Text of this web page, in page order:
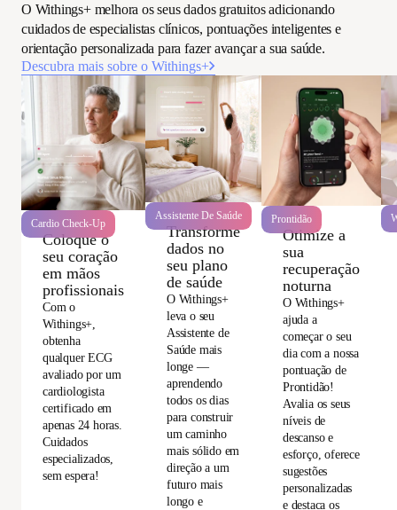
O Withings+ melhora os seus dados gratuitos adicionando
cuidados de especialistas clínicos, pontuações inteligentes e
orientação personalizada para fazer avançar a sua saúde.
Descubra mais sobre o Withings+
Cardio Check-Up
Coloque o
seu coração
em mãos
profissionais
Com o
Withings+,
obtenha
qualquer ECG
avaliado por um
cardiologista
certificado em
apenas 24 horas.
Cuidados
especializados,
sem espera!
Assistente De Saúde
Transforme
dados no
seu plano
de saúde
O Withings+
leva o seu
Assistente de
Saúde mais
longe —
aprendendo
todos os dias
para construir
um caminho
mais sólido em
direção a um
futuro mais
longo e
Prontidão
Otimize a
sua
recuperação
noturna
O Withings+
ajuda a
começar o seu
dia com a nossa
pontuação de
Prontidão!
Avalia os seus
níveis de
descanso e
esforço, oferece
sugestões
personalizadas
e destaca os